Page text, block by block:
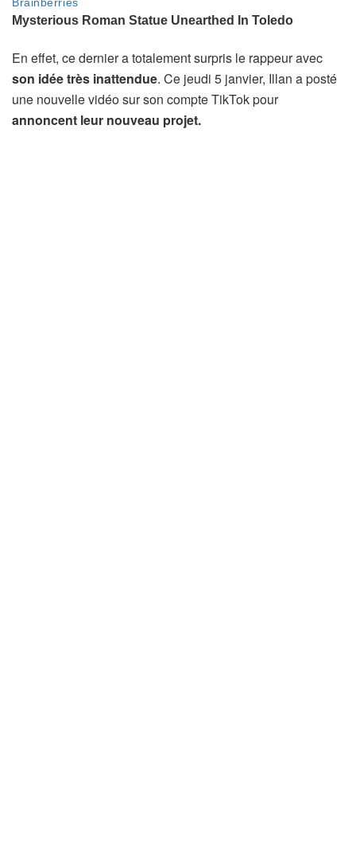
En effet, ce dernier a totalement surpris le rappeur avec
son idée très inattendue. Ce jeudi 5 janvier, Illan a posté
une nouvelle vidéo sur son compte TikTok pour
annoncent leur nouveau projet.